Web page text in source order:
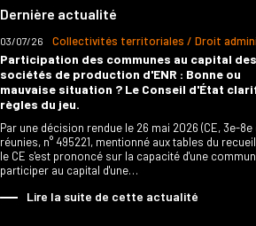
Dernière actualité
03/07/26 Collectivités territoriales / Droit
Participation des communes au capital des
sociétés de production d'ENR : Bonne ou
mauvaise situation ? Le Conseil d'État
règles du jeu.
Par une décision rendue le 26 mai 2026 (CE, 3e-8e
réunies, n° 495221, mentionné aux tables du
le CE s'est prononcé sur la capacité d'une
participer au capital d'une…
Lire la suite de cette actualité